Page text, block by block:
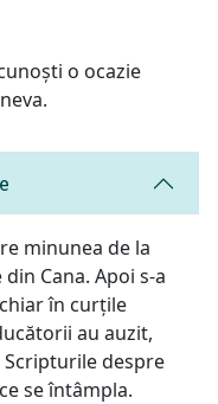
o ocazie
minunea de la
Cana. Apoi s-a
în curțile
au auzit,
despre
se întâmpla.